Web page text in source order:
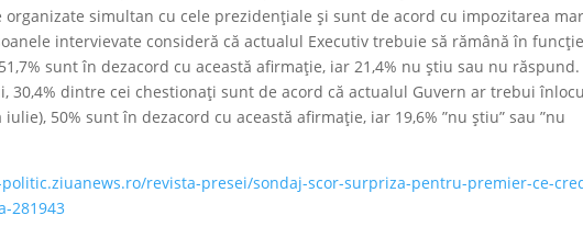
simultan cu cele prezidențiale și sunt de acord cu impozitarea
intervievate consideră că actualul Executiv trebuie să rămână în
sunt în dezacord cu această afirmație, iar 21,4% nu știu sau nu răspund.
30,4% dintre cei chestionați sunt de acord că actualul Guvern ar trebui
50% sunt în dezacord cu această afirmație, iar 19,6% ”nu știu” sau ”nu
revista-presei/sondaj-scor-surpriza-pentru-premier-ce-
281943